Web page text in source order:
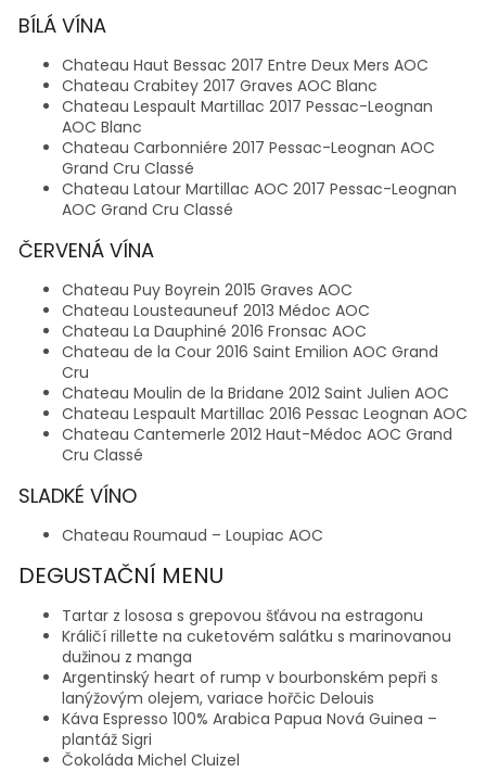
BÍLÁ VÍNA
Chateau Haut Bessac 2017 Entre Deux Mers AOC
Chateau Crabitey 2017 Graves AOC Blanc
Chateau Lespault Martillac 2017 Pessac-Leognan
AOC Blanc
Chateau Carbonniére 2017 Pessac-Leognan AOC
Grand Cru Classé
Chateau Latour Martillac AOC 2017 Pessac-Leognan
AOC Grand Cru Classé
ČERVENÁ VÍNA
Chateau Puy Boyrein 2015 Graves AOC
Chateau Lousteauneuf 2013 Médoc AOC
Chateau La Dauphiné 2016 Fronsac AOC
Chateau de la Cour 2016 Saint Emilion AOC Grand
Cru
Chateau Moulin de la Bridane 2012 Saint Julien AOC
Chateau Lespault Martillac 2016 Pessac Leognan AOC
Chateau Cantemerle 2012 Haut-Médoc AOC Grand
Cru Classé
SLADKÉ VÍNO
Chateau Roumaud – Loupiac AOC
DEGUSTAČNÍ MENU
Tartar z lososa s grepovou šťávou na estragonu
Králičí rillette na cuketovém salátku s marinovanou
dužinou z manga
Argentinský heart of rump v bourbonském pepři s
lanýžovým olejem, variace hořčic Delouis
Káva Espresso 100% Arabica Papua Nová Guinea –
plantáž Sigri
Čokoláda Michel Cluizel